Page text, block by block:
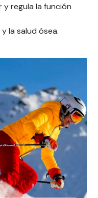
y regula la función
la salud ósea.